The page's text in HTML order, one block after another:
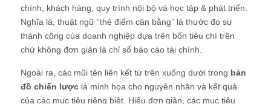
chính, khách hàng, quy trình nội bộ và học tập & phát triển.
Nghĩa là, thuật ngữ “thẻ điểm cân bằng” là thước đo sự
thành công của doanh nghiệp dựa trên bốn tiêu chí trên
chứ không đơn giản là chỉ số báo cáo tài chính.
Ngoài ra, các mũi tên liên kết từ trên xuống dưới trong bản
đồ chiến lược là minh họa cho nguyên nhân và kết quả
của các mục tiêu riêng biệt. Hiểu đơn giản, các mục tiêu